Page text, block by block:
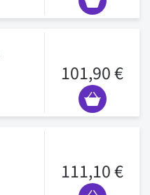
101,90 €
111,10 €